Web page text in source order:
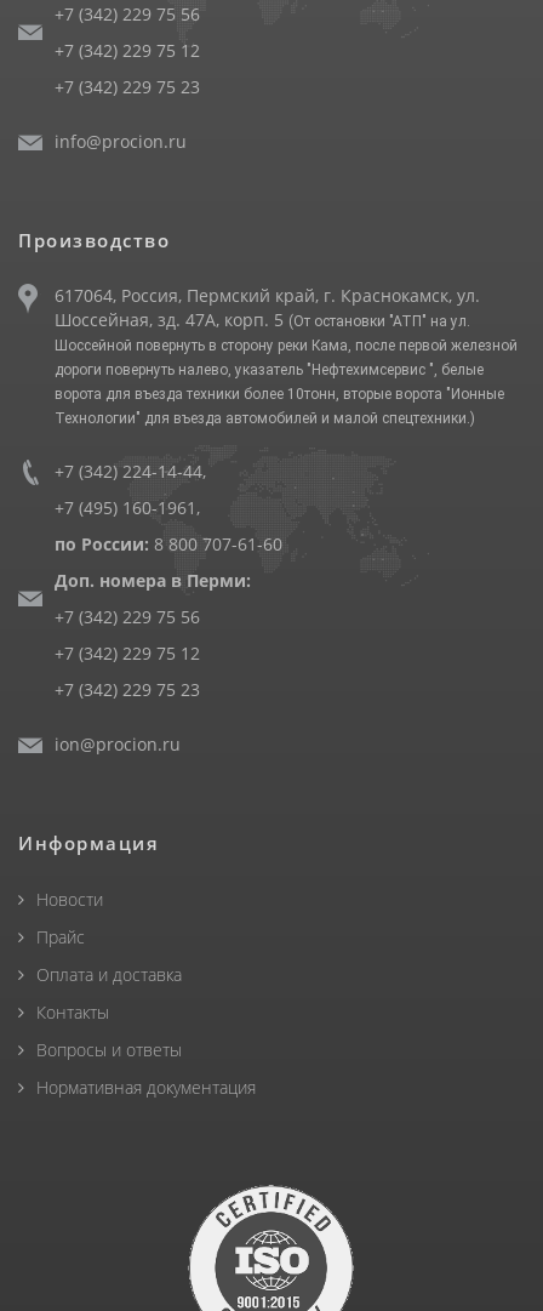
+7 (342) 229 75 56
+7 (342) 229 75 12
+7 (342) 229 75 23
info@procion.ru
Производство
617064, Россия, Пермский край, г. Краснокамск, ул.
Шоссейная, зд. 47А, корп. 5 (От остановки "АТП" на ул.
Шоссейной повернуть в сторону реки Кама, после первой железной
дороги повернуть налево, указатель "Нефтехимсервис ", белые
ворота для въезда техники более 10тонн, вторые ворота "Ионные
Технологии" для въезда автомобилей и малой спецтехники.)
+7 (342) 224-14-44,
+7 (495) 160-1961 ,
по России: 8 800 707-61-60
Доп. номера в Перми:
+7 (342) 229 75 56
+7 (342) 229 75 12
+7 (342) 229 75 23
ion@procion.ru
Информация
Новости
Прайс
Оплата и доставка
Контакты
Вопросы и ответы
Нормативная документация